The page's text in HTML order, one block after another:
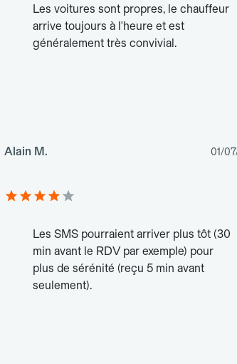
Les voitures sont propres, le chauffeur
arrive toujours à l'heure et est
généralement très convivial.
Alain M. 01/
Les SMS pourraient arriver plus tôt (30
min avant le RDV par exemple) pour
plus de sérénité (reçu 5 min avant
seulement).